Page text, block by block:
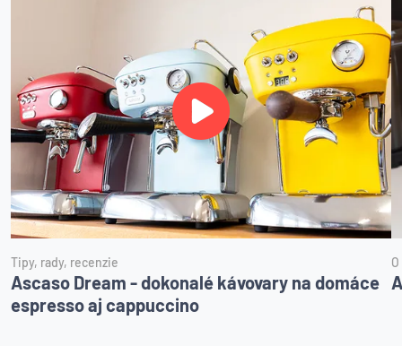
Tipy, rady, recenzie
Ascaso Dream - dokonalé kávovary na domáce
espresso aj cappuccino